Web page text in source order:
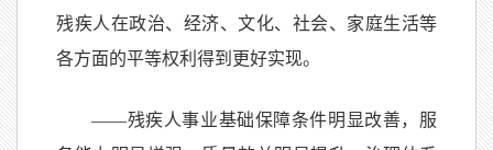
残疾人在政治、经济、文化、社会、家庭生活等
各方面的平等权利得到更好实现。
——残疾人事业基础保障条件明显改善，服